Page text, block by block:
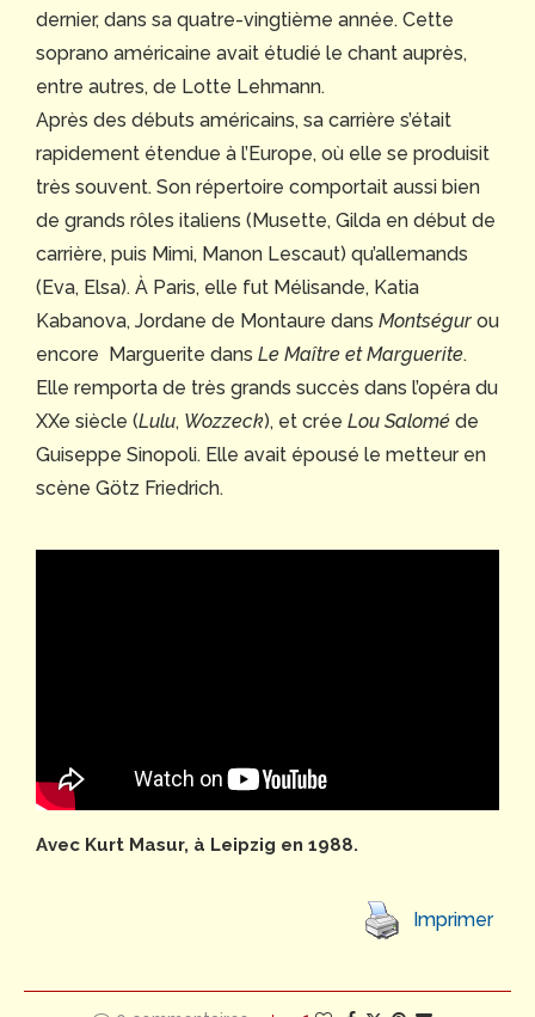
dernier, dans sa quatre-vingtième année. Cette
soprano américaine avait étudié le chant auprès,
entre autres, de Lotte Lehmann.
Après des débuts américains, sa carrière s’était
rapidement étendue à l’Europe, où elle se produisit
très souvent. Son répertoire comportait aussi bien
de grands rôles italiens (Musette, Gilda en début de
carrière, puis Mimi, Manon Lescaut) qu’allemands
(Eva, Elsa). À Paris, elle fut Mélisande, Katia
Kabanova, Jordane de Montaure dans Montségur ou
encore Marguerite dans Le Maître et Marguerite.
Elle remporta de très grands succès dans l’opéra du
XXe siècle (Lulu, Wozzeck), et crée Lou Salomé de
Guiseppe Sinopoli. Elle avait épousé le metteur en
scène Götz Friedrich.
Avec Kurt Masur, à Leipzig en 1988.
Imprimer